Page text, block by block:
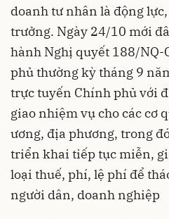
doanh tư nhân là động
trưởng. Ngày 24/10 mới
hành Nghị quyết 188/NQ-
phủ thường kỳ tháng 9
trực tuyến Chính phủ với
giao nhiệm vụ cho các cơ
ương, địa phương, trong
triển khai tiếp tục miễn,
loại thuế, phí, lệ phí để
người dân, doanh nghiệp